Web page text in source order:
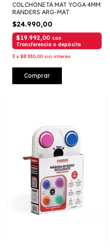
COLCHONETA MAT YOGA 4MM
RANDERS ARG-MAT
$24.990,00
$19.992,00 con
Transferencia o depósito
3 x $8.330,00 sin interés
Comprar